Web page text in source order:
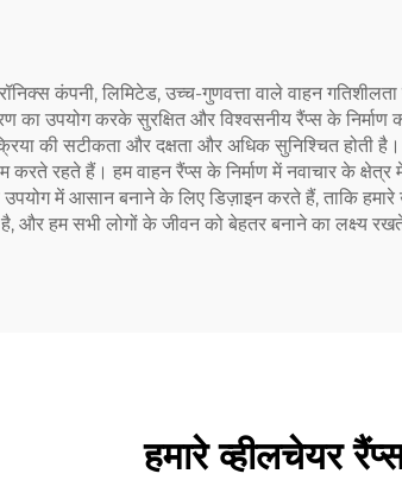
कंपनी, लिमिटेड, उच्च-गुणवत्ता वाले वाहन गतिशीलता
का उपयोग करके सुरक्षित और विश्वसनीय रैंप्स के
की सटीकता और दक्षता और अधिक सुनिश्चित
करते रहते हैं। हम वाहन रैंप्स के निर्माण में नवाचार के
में आसान बनाने के लिए डिज़ाइन करते हैं, ताकि हमारे
है, और हम सभी लोगों के जीवन को बेहतर बनाने का लक्ष्य
हमारे व्हीलचेयर